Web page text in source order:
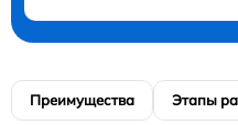
Преимущества Этапы